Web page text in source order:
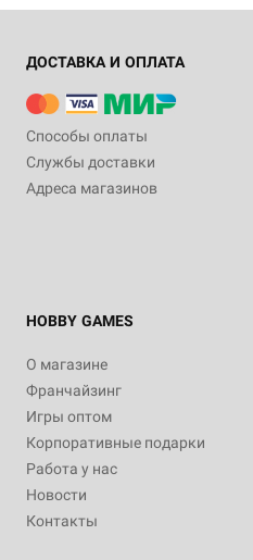
ДОСТАВКА И ОПЛАТА
Способы оплаты
Службы доставки
Адреса магазинов
HOBBY GAMES
О магазине
Франчайзинг
Игры оптом
Корпоративные подарки
Работа у нас
Новости
Контакты